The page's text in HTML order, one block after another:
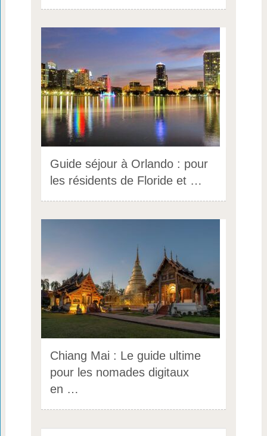
Guide séjour à Orlando : pour
les résidents de Floride et …
Chiang Mai : Le guide ultime
pour les nomades digitaux
en …